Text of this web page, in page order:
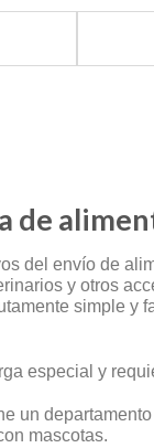
de
del envío de
y otros
simple y
especial y
un
mascotas.